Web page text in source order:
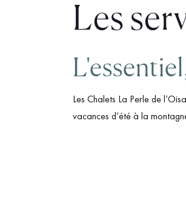
Les
Les Chalets La Perle de
vacances d’été à la